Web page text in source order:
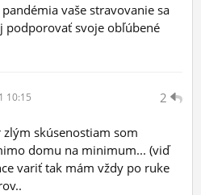
vaše stravovanie sa
podporovať svoje obľúbené
2
10:15
skúsenostiam som
domu na minimum... (viď
variť tak mám vždy po ruke